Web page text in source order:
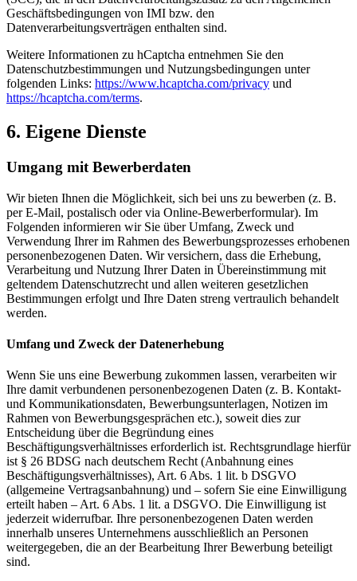
Geschäftsbedingungen von IMI bzw. den
Datenverarbeitungsverträgen enthalten sind.
Weitere Informationen zu hCaptcha entnehmen Sie den
Datenschutzbestimmungen und Nutzungsbedingungen unter
folgenden Links: https://www.hcaptcha.com/privacy und
https://hcaptcha.com/terms.
6. Eigene Dienste
Umgang mit Bewerberdaten
Wir bieten Ihnen die Möglichkeit, sich bei uns zu bewerben (z. B.
per E-Mail, postalisch oder via Online-Bewerberformular). Im
Folgenden informieren wir Sie über Umfang, Zweck und
Verwendung Ihrer im Rahmen des Bewerbungsprozesses erhobenen
personenbezogenen Daten. Wir versichern, dass die Erhebung,
Verarbeitung und Nutzung Ihrer Daten in Übereinstimmung mit
geltendem Datenschutzrecht und allen weiteren gesetzlichen
Bestimmungen erfolgt und Ihre Daten streng vertraulich behandelt
werden.
Umfang und Zweck der Datenerhebung
Wenn Sie uns eine Bewerbung zukommen lassen, verarbeiten wir
Ihre damit verbundenen personenbezogenen Daten (z. B. Kontakt-
und Kommunikationsdaten, Bewerbungsunterlagen, Notizen im
Rahmen von Bewerbungsgesprächen etc.), soweit dies zur
Entscheidung über die Begründung eines
Beschäftigungsverhältnisses erforderlich ist. Rechtsgrundlage hierfür
ist § 26 BDSG nach deutschem Recht (Anbahnung eines
Beschäftigungsverhältnisses), Art. 6 Abs. 1 lit. b DSGVO
(allgemeine Vertragsanbahnung) und – sofern Sie eine Einwilligung
erteilt haben – Art. 6 Abs. 1 lit. a DSGVO. Die Einwilligung ist
jederzeit widerrufbar. Ihre personenbezogenen Daten werden
innerhalb unseres Unternehmens ausschließlich an Personen
weitergegeben, die an der Bearbeitung Ihrer Bewerbung beteiligt
sind.